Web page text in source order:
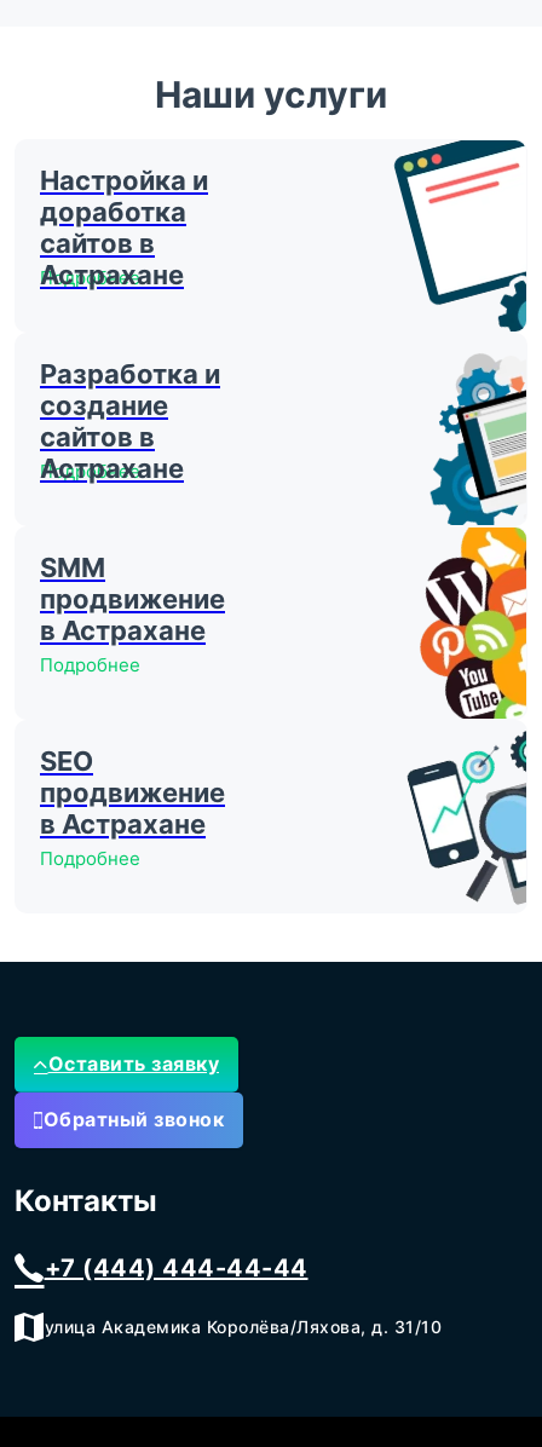
Наши услуги
Настройка и
доработка
сайтов в
Астрахане
Подробнее
Разработка и
создание
сайтов в
Астрахане
Подробнее
SMM
продвижение
в Астрахане
Подробнее
SEO
продвижение
в Астрахане
Подробнее
Оставить заявку
Обратный звонок
Контакты
+7 (444) 444-44-44
улица Академика Королёва/Ляхова, д. 31/10